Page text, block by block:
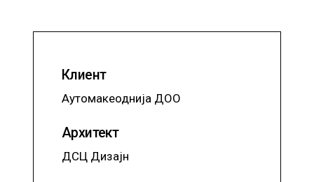
Клиент
Аутомакеоднија ДОО
Архитект
ДСЦ Дизајн